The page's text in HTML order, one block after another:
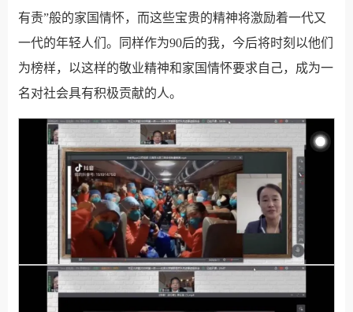
有责”般的家国情怀，而这些宝贵的精神将激励着一代又
一代的年轻人们。同样作为90后的我，今后将时刻以他们
为榜样，以这样的敬业精神和家国情怀要求自己，成为一
名对社会具有积极贡献的人。